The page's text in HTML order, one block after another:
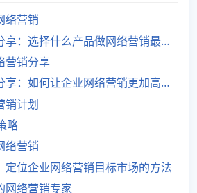
络营销
深圳网站建设专家分享：选择什么产品做网络营销最佳？
营销分享
深圳网站设计公司分享：如何让企业网络营销更加高效？
销计划
略
络营销
定位企业网络营销目标市场的方法
网络营销专家